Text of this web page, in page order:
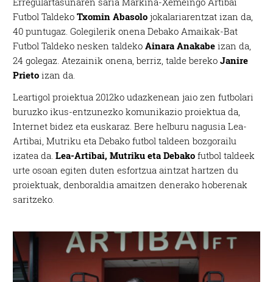
Futbol TaldekoTxomin Abasolo jokalariarentzat izan da,
40 puntugaz. Golegilerik onena Debako Amaikak-Bat
Futbol Taldeko nesken taldekoAinara Anakabe izan da,
24 golegaz. Atezainik onena, berriz, talde berekoJanire
Prietoizan da.
Leartigol proiektua 2012ko udazkenean jaio zen futbolari
buruzko ikus-entzunezko komunikazio proiektua da,
Internet bidez eta euskaraz. Bere helburu nagusia Lea-
Artibai, Mutriku eta Debako futbol taldeen bozgorailu
izatea da.Lea-Artibai, Mutriku eta Debakofutbol taldeek
urte osoan egiten duten esfortzua aintzat hartzen du
proiektuak, denboraldia amaitzen denerako hoberenak
saritzeko.